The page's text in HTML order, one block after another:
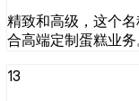
精致和高级，这个
合高端定制蛋糕业务
13